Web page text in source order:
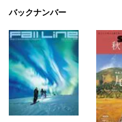
バックナンバー